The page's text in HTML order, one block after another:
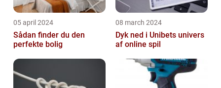
05 april 2024
Sådan finder du den
perfekte bolig
08 march 2024
Dyk ned i Unibets univers
af online spil